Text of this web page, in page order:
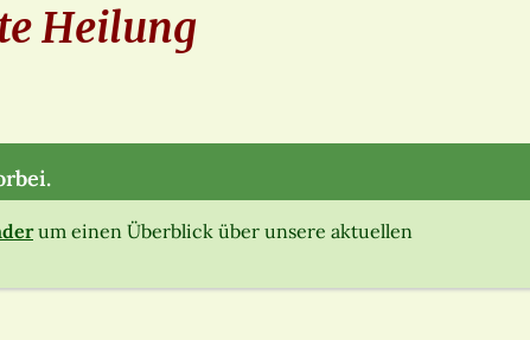
Heilung
um einen Überblick über unsere aktuellen